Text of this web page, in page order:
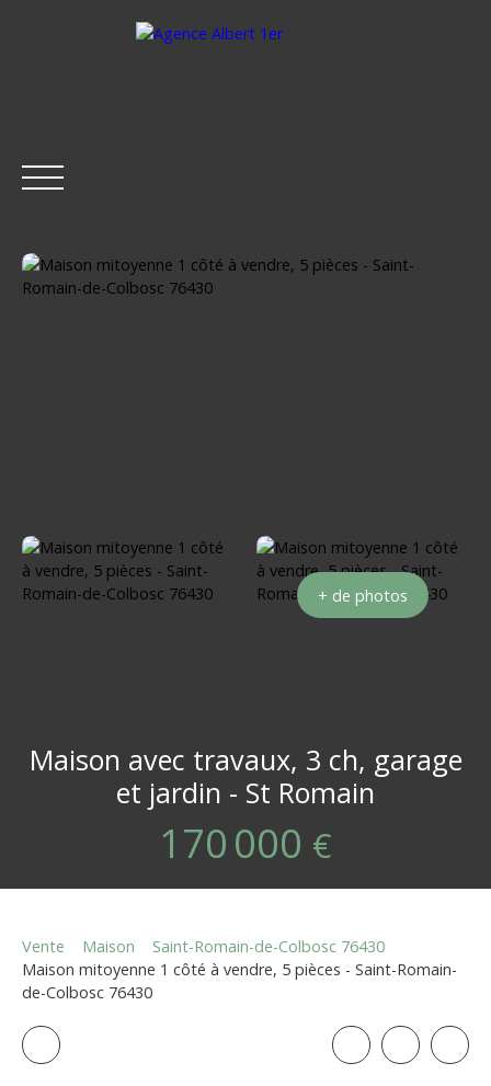
+ de photos
Maison avec travaux, 3 ch, garage
et jardin - St Romain
170 000 €
Vente Maison
Saint-Romain-de-Colbosc 76430
Maison mitoyenne 1 côté à vendre, 5 pièces - Saint-Romain-
de-Colbosc 76430